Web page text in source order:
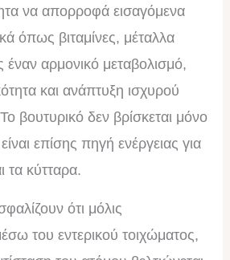
να απορροφά εισαγόμενα
όπως βιταμίνες, μέταλλα
έναν αρμονικό μεταβολισμό,
και ανάπτυξη ισχυρού
Το βουτυρικό δεν βρίσκεται μόνο
επίσης πηγή ενέργειας για
τα κύτταρα.
ότι μόλις
του εντερικού τοιχώματος,